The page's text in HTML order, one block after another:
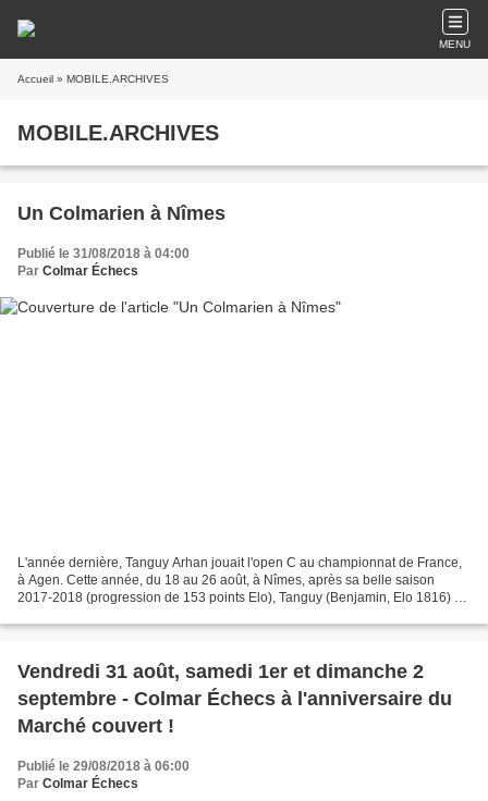
MENU
Accueil » MOBILE.ARCHIVES
MOBILE.ARCHIVES
Un Colmarien à Nîmes
Publié le 31/08/2018 à 04:00
Par Colmar Échecs
L'année dernière, Tanguy Arhan jouait l'open C au championnat de France,
à Agen. Cette année, du 18 au 26 août, à Nîmes, après sa belle saison
2017-2018 (progression de 153 points Elo), Tanguy (Benjamin, Elo 1816) se
Vendredi 31 août, samedi 1er et dimanche 2
septembre - Colmar Échecs à l'anniversaire du
Marché couvert !
Publié le 29/08/2018 à 06:00
Par Colmar Échecs